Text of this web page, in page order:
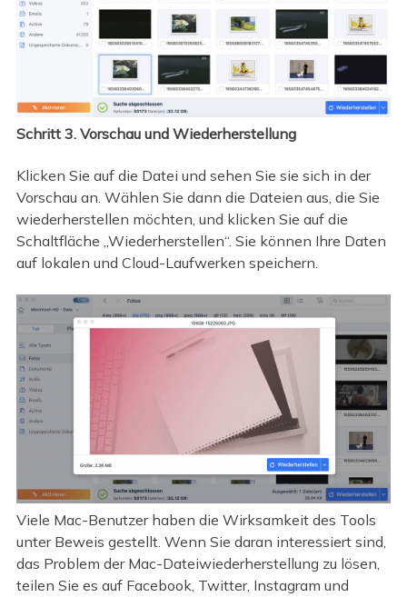
Schritt 3. Vorschau und Wiederherstellung
Klicken Sie auf die Datei und sehen Sie sie sich in der
Vorschau an. Wählen Sie dann die Dateien aus, die Sie
wiederherstellen möchten, und klicken Sie auf die
Schaltfläche „Wiederherstellen“. Sie können Ihre Daten
auf lokalen und Cloud-Laufwerken speichern.
Viele Mac-Benutzer haben die Wirksamkeit des Tools
unter Beweis gestellt. Wenn Sie daran interessiert sind,
das Problem der Mac-Dateiwiederherstellung zu lösen,
teilen Sie es auf Facebook, Twitter, Instagram und